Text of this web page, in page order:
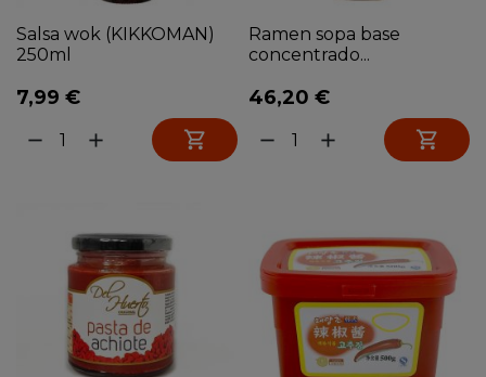
Salsa wok (KIKKOMAN)
250ml
7,99 €
remove add 
Ramen sopa base
concentrado...
46,20 €
remove add 